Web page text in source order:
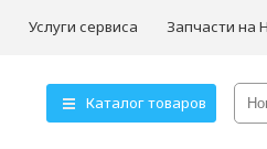
Услуги сервиса Запчасти на
Каталог товаров